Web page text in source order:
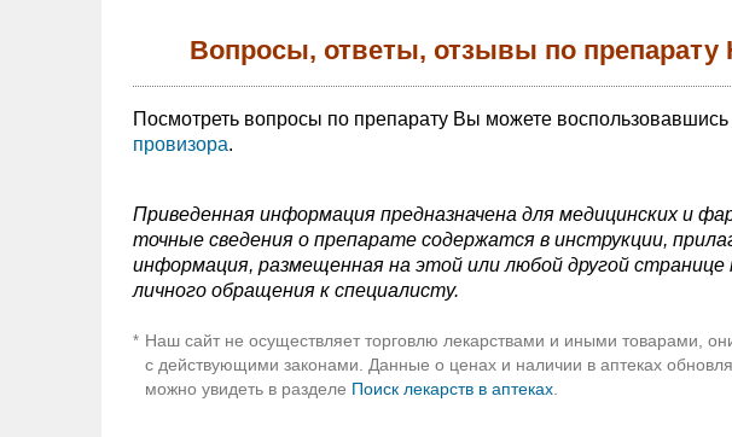
Вопросы, ответы, отзывы по препарату
Посмотреть вопросы по препарату Вы можете воспользовавшись
провизора.
Приведенная информация предназначена для медицинских и
точные сведения о препарате содержатся в инструкции,
информация, размещенная на этой или любой другой
личного обращения к специалисту.
* Наш сайт не осуществляет торговлю лекарствами и иными товарами,
с действующими законами. Данные о ценах и наличии в аптеках
можно увидеть в разделе Поиск лекарств в аптеках